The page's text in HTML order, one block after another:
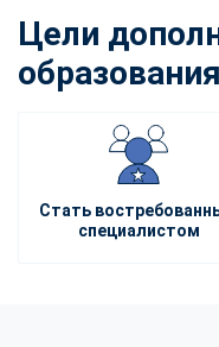
Цели
образования
Стать
специалистом